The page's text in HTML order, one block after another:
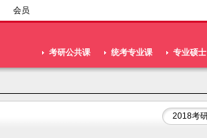
会员
考研公共课 统考专业课 专业硕士